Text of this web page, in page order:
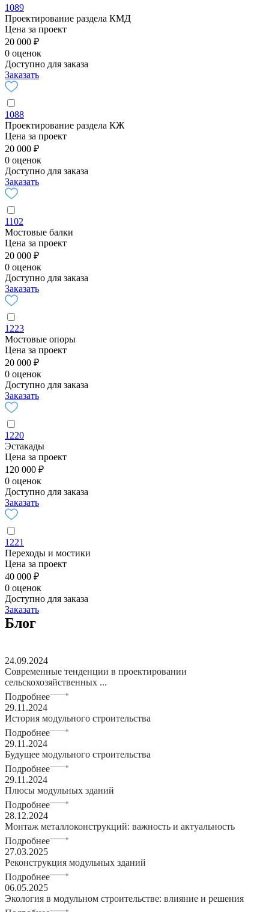
1089
Проектирование раздела КМД
Цена за проект
20 000 ₽
0 оценок
Доступно для заказа
Заказать
1088
Проектирование раздела КЖ
Цена за проект
20 000 ₽
0 оценок
Доступно для заказа
Заказать
1102
Мостовые балки
Цена за проект
20 000 ₽
0 оценок
Доступно для заказа
Заказать
1223
Мостовые опоры
Цена за проект
20 000 ₽
0 оценок
Доступно для заказа
Заказать
1220
Эстакады
Цена за проект
120 000 ₽
0 оценок
Доступно для заказа
Заказать
1221
Переходы и мостики
Цена за проект
40 000 ₽
0 оценок
Доступно для заказа
Заказать
Блог
24.09.2024
Современные тенденции в проектировании
сельскохозяйственных ...
Подробнее
29.11.2024
История модульного строительства
Подробнее
29.11.2024
Будущее модульного строительства
Подробнее
29.11.2024
Плюсы модульных зданий
Подробнее
28.12.2024
Монтаж металлоконструкций: важность и актуальность
Подробнее
27.03.2025
Реконструкция модульных зданий
Подробнее
06.05.2025
Экология в модульном строительстве: влияние и решения